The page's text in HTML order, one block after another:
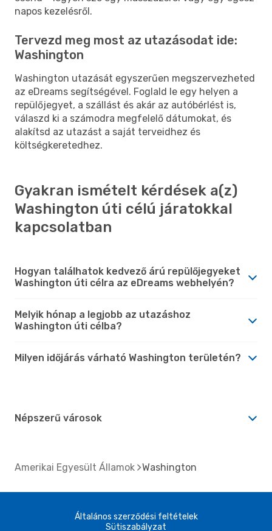
napos kezelésről.
Tervezd meg most az utazásodat ide:
Washington
Washington utazását egyszerűen megszervezheted
az eDreams segítségével. Foglald le egy helyen a
repülőjegyet, a szállást és akár az autóbérlést is,
válaszd ki a számodra megfelelő dátumokat, és
alakítsd az utazást a saját terveidhez és
költségkeretedhez.
Gyakran ismételt kérdések a(z)
Washington úti célú járatokkal
kapcsolatban
Hogyan találhatok kedvező árú repülőjegyeket
Washington úti célra az eDreams webhelyén?
Melyik hónap a legjobb az utazáshoz
Washington úti célba?
Milyen időjárás várható Washington területén?
Népszerű városok
Amerikai Egyesült Államok Washington
Általános szerződési feltételek
Sütiszabályzat